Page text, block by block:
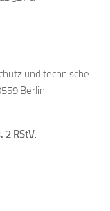
und technische
Berlin
2 RStV: